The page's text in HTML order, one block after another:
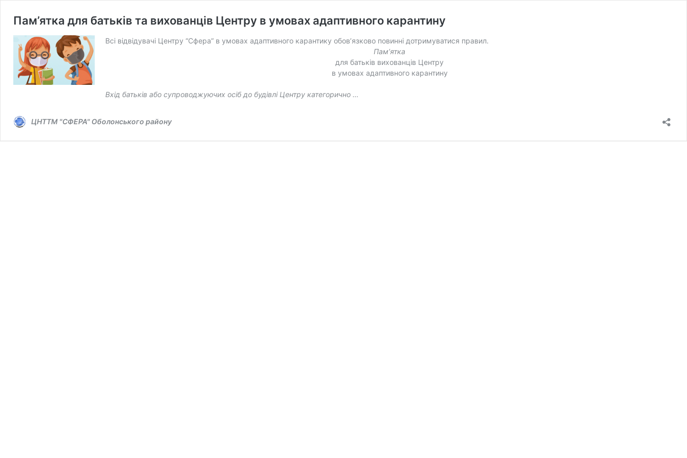
Пам’ятка для батьків та вихованців Центру в умовах адаптивного карантину
Всі відвідувачі Центру “Сфера” в умовах адаптивного карантику обов’язково повинні дотримуватися правил.
Пам’ятка
для батьків вихованців Центру
в умовах адаптивного карантину
Вхід батьків або супроводжуючих осіб до будівлі Центру категорично …
ЦНТТМ "СФЕРА" Оболонського району